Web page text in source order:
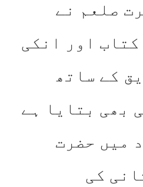
صلعم نے
اور انکی
کے ساتھ
بھی بتایا ہے
میں حضرت
کی